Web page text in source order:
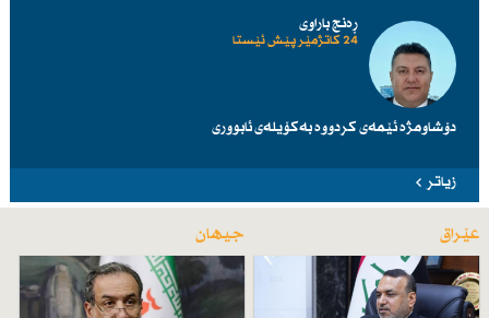
ڕەنج باراوی
24 کاتژمێر پێش ئێستا
دۆشاومژە ئێمەی کردووە بەکۆیلەی ئابووری
زیاتر
عێراق جیهان